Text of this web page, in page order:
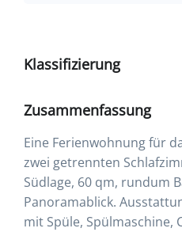
Klassifizierung
Zusammenfassung
Eine Ferienwohnung für
zwei getrennten
Südlage, 60 qm, rundum
Panoramablick.
mit Spüle, Spülmaschine,